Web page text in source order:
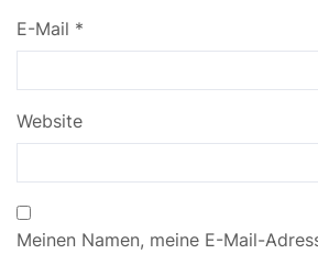
E-Mail *
Website
Meinen Namen, meine E-Mail-